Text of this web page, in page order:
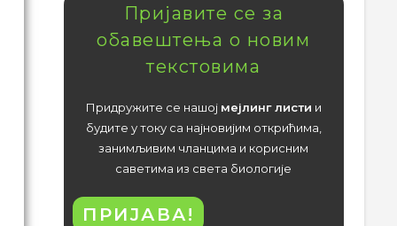
Пријавите се за
обавештења о новим
текстовима
Придружите се нашој мејлинг листи и
будите у току са најновијим открићима,
занимљивим чланцима и корисним
саветима из света биологије
ПРИЈАВА!